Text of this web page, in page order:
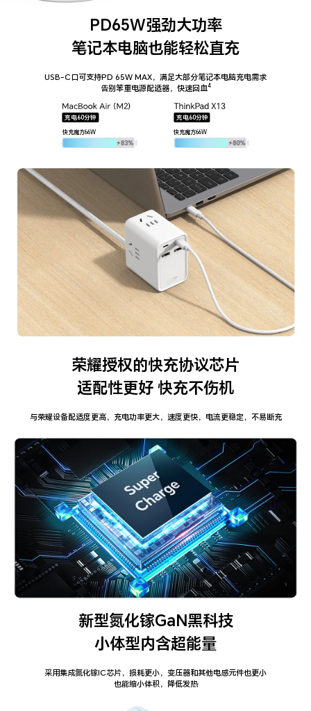
PD65W强劲大功率
笔记本电脑也能轻松直充
USB-C口可支持PD 65W MAX，满足大部分笔记本电脑充电需求
告别笨重电源配适器，快速回血4
充电60分钟
快充魔方66W
充电60分钟
快充魔方66W
荣耀授权的快充协议芯片
适配性更好 快充不伤机
与荣耀设备配适度更高，充电功率更大，速度更快，电流更稳定，不易断充
新型氮化镓GaN黑科技
小体型内含超能量
采用集成氮化镓IC芯片，损耗更小，变压器和其他电感元件也更小
也能缩小体积，降低发热